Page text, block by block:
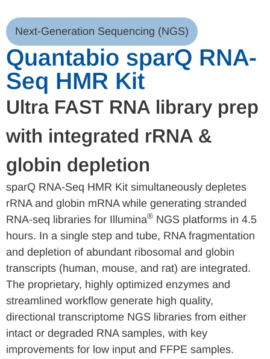
Next-Generation Sequencing (NGS)
Quantabio sparQ RNA-
Seq HMR Kit
Ultra FAST RNA library prep
with integrated rRNA &
globin depletion
sparQ RNA-Seq HMR Kit simultaneously depletes
rRNA and globin mRNA while generating stranded
RNA-seq libraries for Illumina® NGS platforms in 4.5
hours. In a single step and tube, RNA fragmentation
and depletion of abundant ribosomal and globin
transcripts (human, mouse, and rat) are integrated.
The proprietary, highly optimized enzymes and
streamlined workflow generate high quality,
directional transcriptome NGS libraries from either
intact or degraded RNA samples, with key
improvements for low input and FFPE samples.